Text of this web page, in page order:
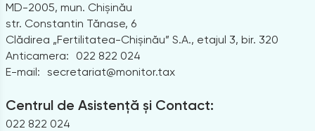
MD-2005, mun. Chișinău
str. Constantin Tănase, 6
Clădirea „Fertilitatea-Chișinău” S.A., etajul 3, bir. 320
Anticamera:
022 822 024
E-mail: secretariat@monitor.tax
Centrul de Asistență și Contact:
022 822 024